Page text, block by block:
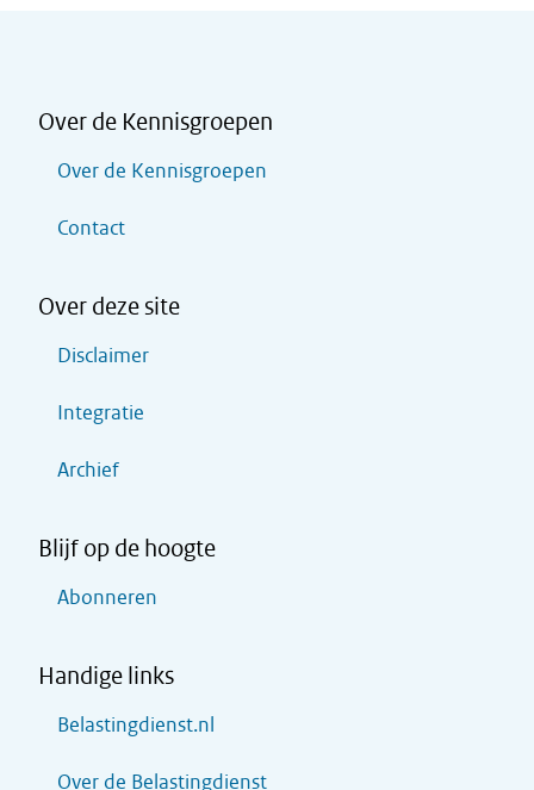
Over de Kennisgroepen
Over de Kennisgroepen
Contact
Over deze site
Disclaimer
Integratie
Archief
Blijf op de hoogte
Abonneren
Handige links
Belastingdienst.nl
Over de Belastingdienst